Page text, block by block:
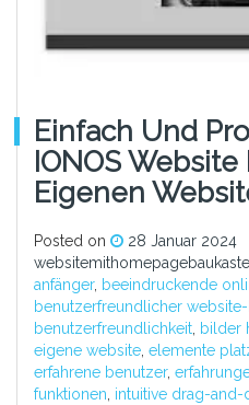
Einfach Und
IONOS
Eigenen
Posted on 28 Januar 2024
anfänger, beeindruckende
benutzerfreundlicher website-
benutzerfreundlichkeit bilder
eigene website elemente
erfahrene benutzer,
funktionen intuitive drag-